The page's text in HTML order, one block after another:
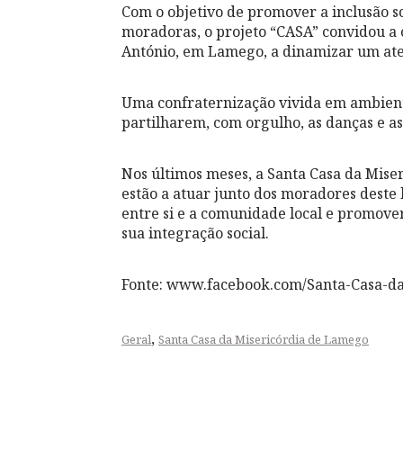
Com o objetivo de promover a inclusão
moradoras, o projeto “CASA” convidou
António, em Lamego, a dinamizar um
Uma confraternização vivida em
partilharem, com orgulho, as danças e
Nos últimos meses, a Santa Casa da
estão a atuar junto dos moradores
entre si e a comunidade local e
sua integração social.
Fonte: www.facebook.com/Santa-Casa-
Geral, Santa Casa da Misericórdia de Lamego